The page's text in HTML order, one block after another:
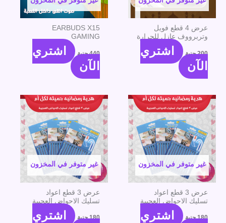
عرض 4 قطع فويل
وتربرووف عازل للحرارة
200 جنية
اشتري
الآن
EARBUDS X15
GAMING
440 جنية
اشتري
الآن
غير متوفر في المخزون
عرض 3 قطع اعواد
تسليك الاحواض العجيبة
180 جنية
اشتري
غير متوفر في المخزون
عرض 3 قطع اعواد
تسليك الاحواض العجيبة
180 جنية
اشتري